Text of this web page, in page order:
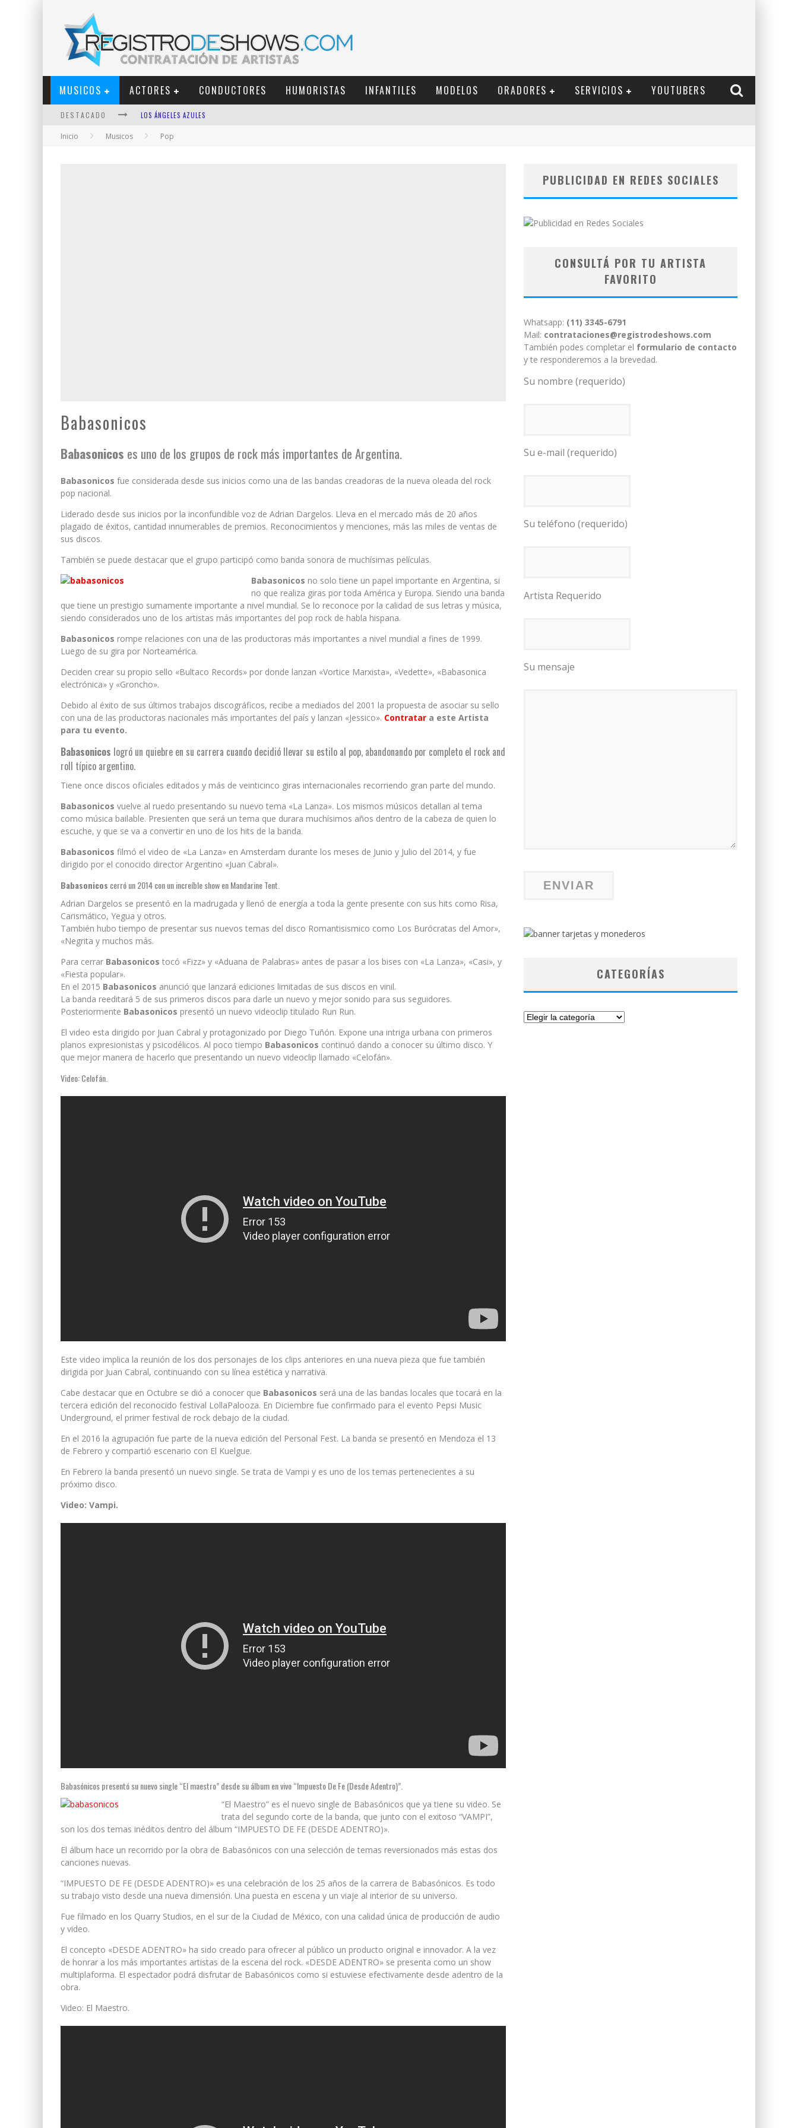
MUSICOS ACTORES CONDUCTORES HUMORISTAS INFANTILES MODELOS ORADORES SERVICIOS YOUTUBERS
DESTACADO LOS ÁNGELES AZULES
SHOWS VIA STREAMING
Inicio Musicos Pop
Babasonicos
Babasonicos es uno de los grupos de rock más importantes de Argentina.
Babasonicos fue considerada desde sus inicios como una de las bandas creadoras de la nueva oleada del rock
pop nacional.
Liderado desde sus inicios por la inconfundible voz de Adrian Dargelos. Lleva en el mercado más de 20 años
plagado de éxitos, cantidad innumerables de premios. Reconocimientos y menciones, más las miles de ventas de
sus discos.
También se puede destacar que el grupo participó como banda sonora de muchísimas películas.
Babasonicos no solo tiene un papel importante en Argentina, si
no que realiza giras por toda América y Europa. Siendo una banda
que tiene un prestigio sumamente importante a nivel mundial. Se lo reconoce por la calidad de sus letras y música,
siendo considerados uno de los artistas más importantes del pop rock de habla hispana.
Babasonicos rompe relaciones con una de las productoras más importantes a nivel mundial a fines de 1999.
Luego de su gira por Norteamérica.
Deciden crear su propio sello «Bultaco Records» por donde lanzan «Vortice Marxista», «Vedette», «Babasonica
electrónica» y «Groncho».
Debido al éxito de sus últimos trabajos discográficos, recibe a mediados del 2001 la propuesta de asociar su sello
con una de las productoras nacionales más importantes del país y lanzan «Jessico». Contratar a este Artista
para tu evento.
Babasonicos logró un quiebre en su carrera cuando decidió llevar su estilo al pop, abandonando por completo el rock and
roll típico argentino.
Tiene once discos oficiales editados y más de veinticinco giras internacionales recorriendo gran parte del mundo.
Babasonicos vuelve al ruedo presentando su nuevo tema «La Lanza». Los mismos músicos detallan al tema
como música bailable. Presienten que será un tema que durara muchísimos años dentro de la cabeza de quien lo
escuche, y que se va a convertir en uno de los hits de la banda.
Babasonicos filmó el video de «La Lanza» en Amsterdam durante los meses de Junio y Julio del 2014, y fue
dirigido por el conocido director Argentino «Juan Cabral».
Babasonicos cerró un 2014 con un increíble show en Mandarine Tent.
Adrian Dargelos se presentó en la madrugada y llenó de energía a toda la gente presente con sus hits como Risa,
Carismático, Yegua y otros.
También hubo tiempo de presentar sus nuevos temas del disco Romantisismico como Los Burócratas del Amor»,
«Negrita y muchos más.
Para cerrar Babasonicos tocó «Fizz» y «Aduana de Palabras» antes de pasar a los bises con «La Lanza», «Casi», y
«Fiesta popular».
En el 2015 Babasonicos anunció que lanzará ediciones limitadas de sus discos en vinil.
La banda reeditará 5 de sus primeros discos para darle un nuevo y mejor sonido para sus seguidores.
Posteriormente Babasonicos presentó un nuevo videoclip titulado Run Run.
El video esta dirigido por Juan Cabral y protagonizado por Diego Tuñón. Expone una intriga urbana con primeros
planos expresionistas y psicodélicos. Al poco tiempo Babasonicos continuó dando a conocer su último disco. Y
que mejor manera de hacerlo que presentando un nuevo videoclip llamado «Celofán».
Video: Celofán.
Este video implica la reunión de los dos personajes de los clips anteriores en una nueva pieza que fue también
dirigida por Juan Cabral, continuando con su línea estética y narrativa.
Cabe destacar que en Octubre se dió a conocer que Babasonicos será una de las bandas locales que tocará en la
tercera edición del reconocido festival LollaPalooza. En Diciembre fue confirmado para el evento Pepsi Music
Underground, el primer festival de rock debajo de la ciudad.
En el 2016 la agrupación fue parte de la nueva edición del Personal Fest. La banda se presentó en Mendoza el 13
de Febrero y compartió escenario con El Kuelgue.
En Febrero la banda presentó un nuevo single. Se trata de Vampi y es uno de los temas pertenecientes a su
próximo disco.
Video: Vampi.
Babasónicos presentó su nuevo single “El maestro” desde su álbum en vivo “Impuesto De Fe (Desde Adentro)”.
“El Maestro” es el nuevo single de Babasónicos que ya tiene su video. Se
trata del segundo corte de la banda, que junto con el exitoso “VAMPI”,
son los dos temas inéditos dentro del álbum “IMPUESTO DE FE (DESDE ADENTRO)».
El álbum hace un recorrido por la obra de Babasónicos con una selección de temas reversionados más estas dos
canciones nuevas.
“IMPUESTO DE FE (DESDE ADENTRO)» es una celebración de los 25 años de la carrera de Babasónicos. Es todo
su trabajo visto desde una nueva dimensión. Una puesta en escena y un viaje al interior de su universo.
Fue filmado en los Quarry Studios, en el sur de la Ciudad de México, con una calidad única de producción de audio
y video.
El concepto «DESDE ADENTRO» ha sido creado para ofrecer al público un producto original e innovador. A la vez
de honrar a los más importantes artistas de la escena del rock. «DESDE ADENTRO» se presenta como un show
multiplaforma. El espectador podrá disfrutar de Babasónicos como si estuviese efectivamente desde adentro de la
obra.
Video: El Maestro.
PUBLICIDAD EN REDES SOCIALES
CONSULTÁ POR TU ARTISTA
FAVORITO
Whatsapp: (11) 3345-6791
Mail: contrataciones@registrodeshows.com
También podes completar el formulario de contacto
y te responderemos a la brevedad.
Su nombre (requerido)
Su e-mail (requerido)
Su teléfono (requerido)
Artista Requerido
Su mensaje
CATEGORÍAS
Categorías